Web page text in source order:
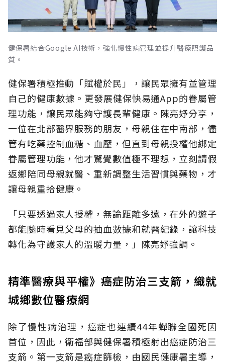
健保署結合Google AI技術，強化慢性病管理並提升醫療照護品
質。
健保署積極推動「賦權於民」，讓民眾擁有並管理
自己的健康數據。更發展健保快易通App的眷屬管
理功能，讓民眾能夠守護長輩健康。陳亮妤分享，
一位在北部醫界服務的朋友，母親住在中南部，儘
管有吃藥控制血糖、血壓，但直到母親授權他綁定
眷屬管理功能，他才驚覺數值極不理想，立刻請假
返鄉陪同母親就醫、重新調整生活習慣與藥物，才
讓母親重拾健康。
「只要透過家人授權，無論距離多遠，在外的遊子
都能隨時看見父母的抽血數據和就醫紀錄，讓科技
轉化為守護家人的溫暖力量，」陳亮妤強調。
精準醫療與平權》癌症防治三支箭，織就
城鄉數位醫療網
除了慢性病治理，癌症也連續44年蟬聯全國死因
首位，因此，衛福部與健保署積極射出癌症防治三
支箭。第一支箭是癌症篩檢，由國民健康署主導，